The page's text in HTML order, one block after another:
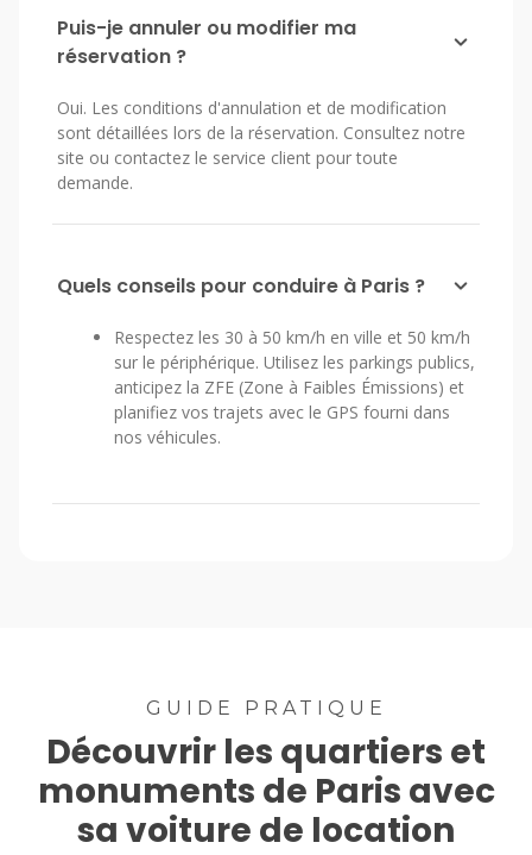
Puis-je annuler ou modifier ma
réservation ?
Oui. Les conditions d'annulation et de modification
sont détaillées lors de la réservation. Consultez notre
site ou contactez le service client pour toute
demande.
Quels conseils pour conduire à Paris ?
Respectez les 30 à 50 km/h en ville et 50 km/h
sur le périphérique. Utilisez les parkings publics,
anticipez la ZFE (Zone à Faibles Émissions) et
planifiez vos trajets avec le GPS fourni dans
nos véhicules.
GUIDE PRATIQUE
Découvrir les quartiers et
monuments de Paris avec
sa voiture de location